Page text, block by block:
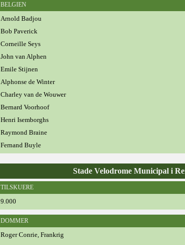
BELGIEN
Arnold Badjou
Bob Paverick
Corneille Seys
John van Alphen
Emile Stijnen
Alphonse de Winter
Charley van de Wouwer
Bernard Voorhoof
Henri Isemborghs
Raymond Braine
Fernand Buyle
Stade Velodrome Municipal i
TILSKUERE
9.000
DOMMER
Roger Conrie, Frankrig